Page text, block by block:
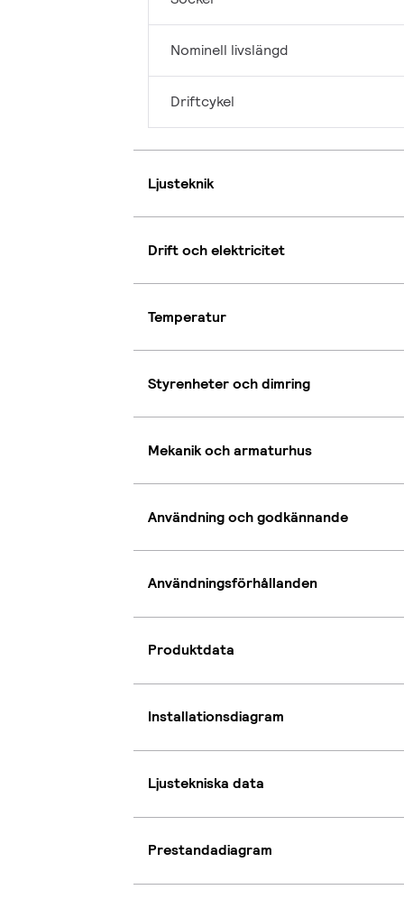
Nominell livslängd
Driftcykel
Ljusteknik
Drift och elektricitet
Temperatur
Styrenheter och dimring
Mekanik och armaturhus
Användning och godkännande
Användningsförhållanden
Produktdata
Installationsdiagram
Ljustekniska data
Prestandadiagram